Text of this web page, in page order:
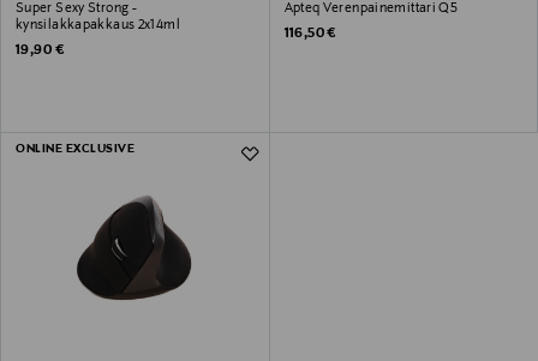
Super Sexy Strong -
kynsilakkapakkaus 2x14ml
Original Price
19,90 €
Apteq Verenpainemittari Q5
Original Price
116,50 €
ONLINE EXCLUSIVE